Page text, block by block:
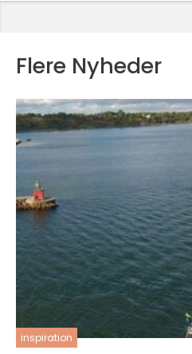
Flere Nyheder
inspiration